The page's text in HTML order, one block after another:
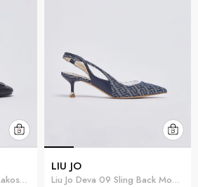
Liu Jo Brigitte 07 Kadın Makosen Ayakkabı Siyah
LIU JO
Liu Jo Deva 09 Sling Back Monogram Kadın Topuklu Ayakkabı Mavi